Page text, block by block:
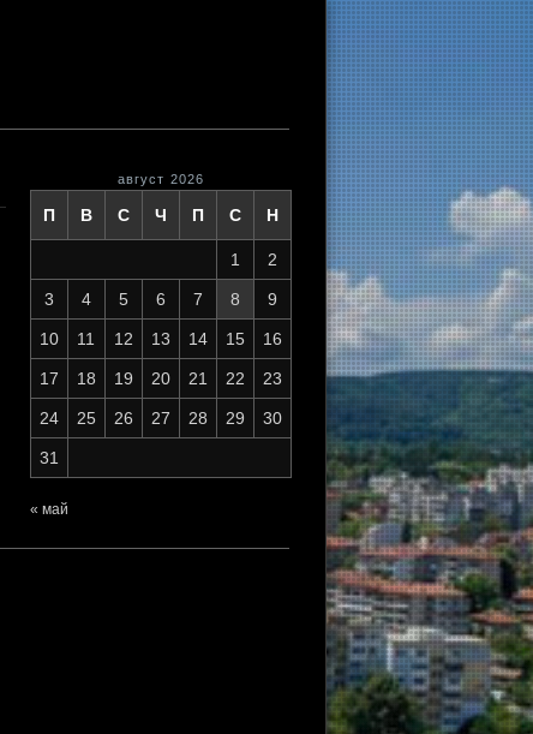
август 2026
П В С Ч П С Н
1 2
3 4 5 6 7 8 9
10 11 12 13 14 15 16
17 18 19 20 21 22 23
24 25 26 27 28 29 30
31
« май